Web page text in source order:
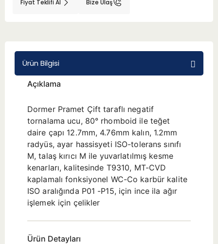
Adaptörler
Aksesuarlar
Fiyat Teklifi Al Bize Ulaş
Ürün Bilgisi
Açıklama
Dormer Pramet Çift taraflı negatif
tornalama ucu, 80° rhomboid ile teğet
daire çapı 12.7mm, 4.76mm kalın, 1.2mm
radyüs, ayar hassisyeti ISO-tolerans sınıfı
M, talaş kırıcı M ile yuvarlatılmış kesme
kenarları, kalitesinde T9310, MT-CVD
kaplamalı fonksiyonel WC-Co karbür kalite
ISO aralığında P01 -P15, için ince ila ağır
işlemek için çelikler
Ürün Detayları